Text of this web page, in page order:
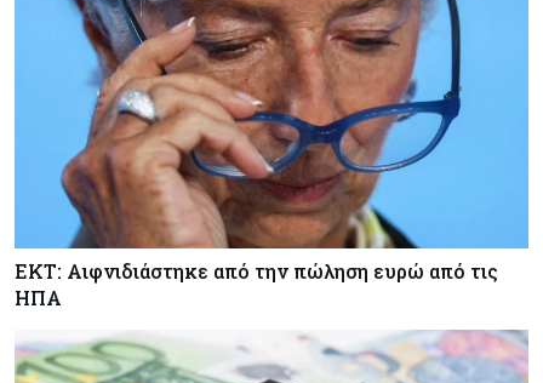
ΕΚΤ: Αιφνιδιάστηκε από την πώληση ευρώ από τις
ΗΠΑ